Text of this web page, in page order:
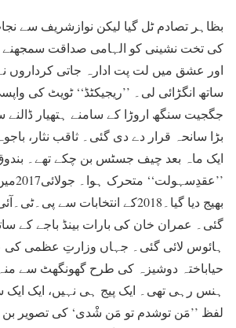
بظاہر تصادم ٹل گیا لیکن نوازشریف سے
کی تخت نشینی کو الہامی صداقت سمجھنے
اور عشق میں لت پت ادارہ جاتی کرداروں
ساتھ انگڑائی لی۔ ’’ریجیکٹڈ‘‘ ٹویٹ کی
جگجیت سنگھ اروڑا کے سامنے ہتھیار
بڑا سانحہ قرار دے دی گئی۔ ثاقب نثار،
ایک ماہ بعد چیف جسٹس بن چکے تھے۔
بھیج دیا گیا۔2018کے انتخابات سے
گئی۔ عمران خان کی بارات بینڈ باجے کے
ہائوس لائی گئی۔ جہاں وزارتِ عظمی
حیاباختہ دوشیزہ کی طرح گھونگھٹ سے منہ
ہنس رہی تھی۔ ایک پیج ہی نہیں، ایک ایک
لفظ ’’مَن توشدم تو مَن شْدی‘ کی تصویر بن